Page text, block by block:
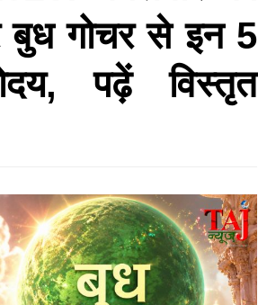
बुध गोचर से इन 5
पढ़ें विस्तृत